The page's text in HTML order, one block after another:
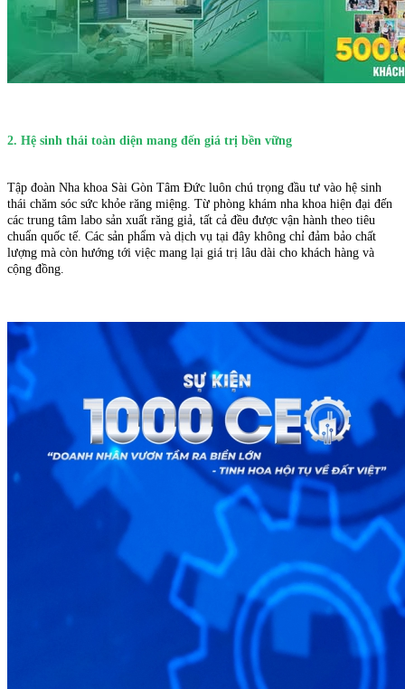
2. Hệ sinh thái toàn diện mang đến giá trị bền vững
Tập đoàn Nha khoa Sài Gòn Tâm Đức luôn chú trọng đầu tư vào hệ sinh
thái chăm sóc sức khỏe răng miệng. Từ phòng khám nha khoa hiện đại đến
các trung tâm labo sản xuất răng giả, tất cả đều được vận hành theo tiêu
chuẩn quốc tế. Các sản phẩm và dịch vụ tại đây không chỉ đảm bảo chất
lượng mà còn hướng tới việc mang lại giá trị lâu dài cho khách hàng và
cộng đồng.